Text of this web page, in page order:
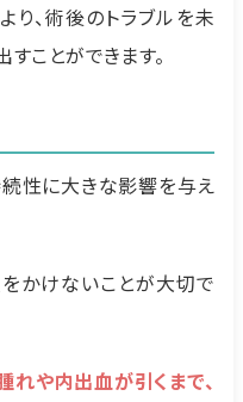
り、術後のトラブルを未
ことができます。
性に大きな影響を与え
かけないことが大切で
れや内出血が引くまで、